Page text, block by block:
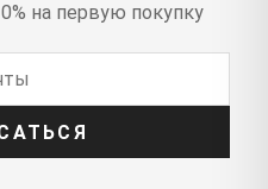
на первую покупку